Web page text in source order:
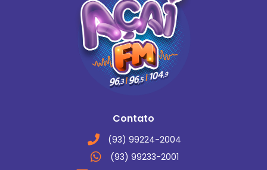
Contato
(93) 99224-2004
(93) 99233-2001